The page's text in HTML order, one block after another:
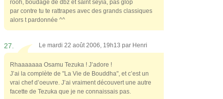
rooh, boudage de dbz et saint seyia, pas glop
par contre tu te rattrapes avec des grands classiques
alors t pardonnée ^^
27. Le mardi 22 août 2006, 19h13 par Henri
Rhaaaaaaa Osamu Tezuka ! J’adore !
J’ai la complète de "La Vie de Bouddha", et c’est un
vrai chef d’oeuvre. J’ai vraiment découvert une autre
facette de Tezuka que je ne connaissais pas.